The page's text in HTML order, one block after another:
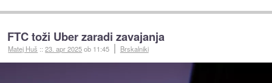
FTC toži Uber zaradi zavajanja
Matej Huš ::23. apr 2025ob 11:45 Brskalniki